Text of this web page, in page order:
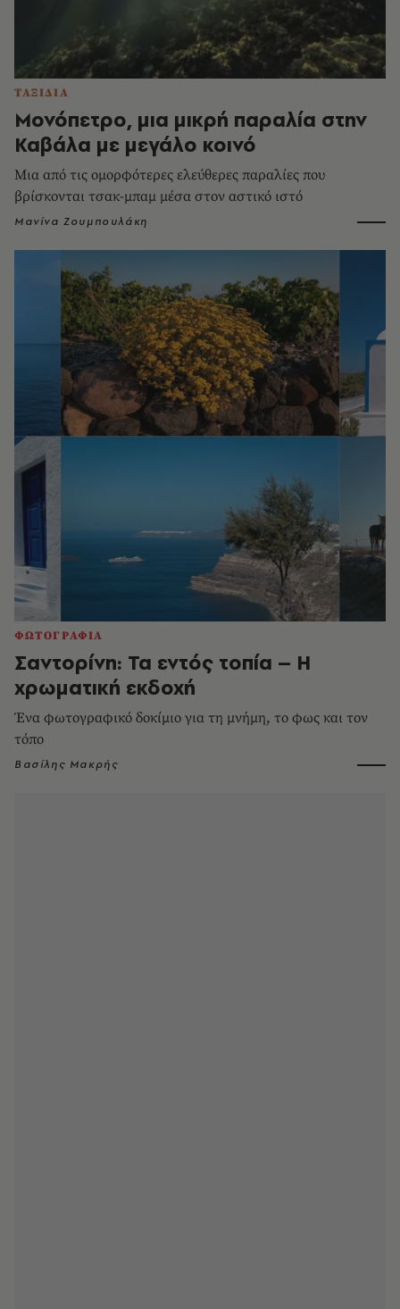
ΤΑΞΙΔΙΑ
Μονόπετρο, μια μικρή παραλία στην
Καβάλα με μεγάλο κοινό
Μια από τις ομορφότερες ελεύθερες παραλίες που
βρίσκονται τσακ-μπαμ μέσα στον αστικό ιστό
Μανίνα Ζουμπουλάκη
ΦΩΤΟΓΡΑΦΙΑ
Σαντορίνη: Τα εντός τοπία – Η
χρωματική εκδοχή
Ένα φωτογραφικό δοκίμιο για τη μνήμη, το φως και τον
τόπο
Βασίλης Μακρής